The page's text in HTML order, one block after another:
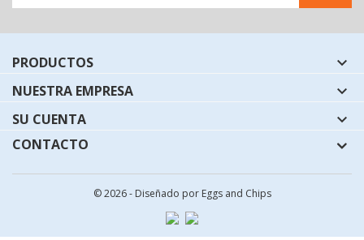
PRODUCTOS 
NUESTRA EMPRESA 
SU CUENTA 
CONTACTO
© 2026 - Diseñado por Eggs and Chips